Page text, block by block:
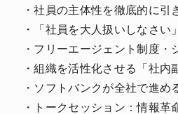
・社員の主体性を徹底的に
・「社員を大人扱いしなさい
・フリーエージェント制度
・組織を活性化させる「社内
・ソフトバンクが全社で進
・トークセッション：情報革